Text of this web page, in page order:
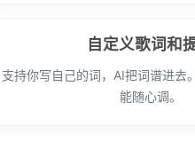
自定义歌词和
支持你写自己的词，AI把词谱进去
能随心调。